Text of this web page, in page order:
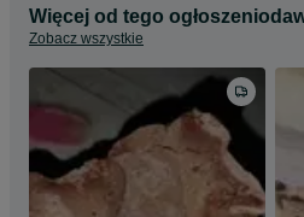
Więcej od tego
Zobacz wszystkie